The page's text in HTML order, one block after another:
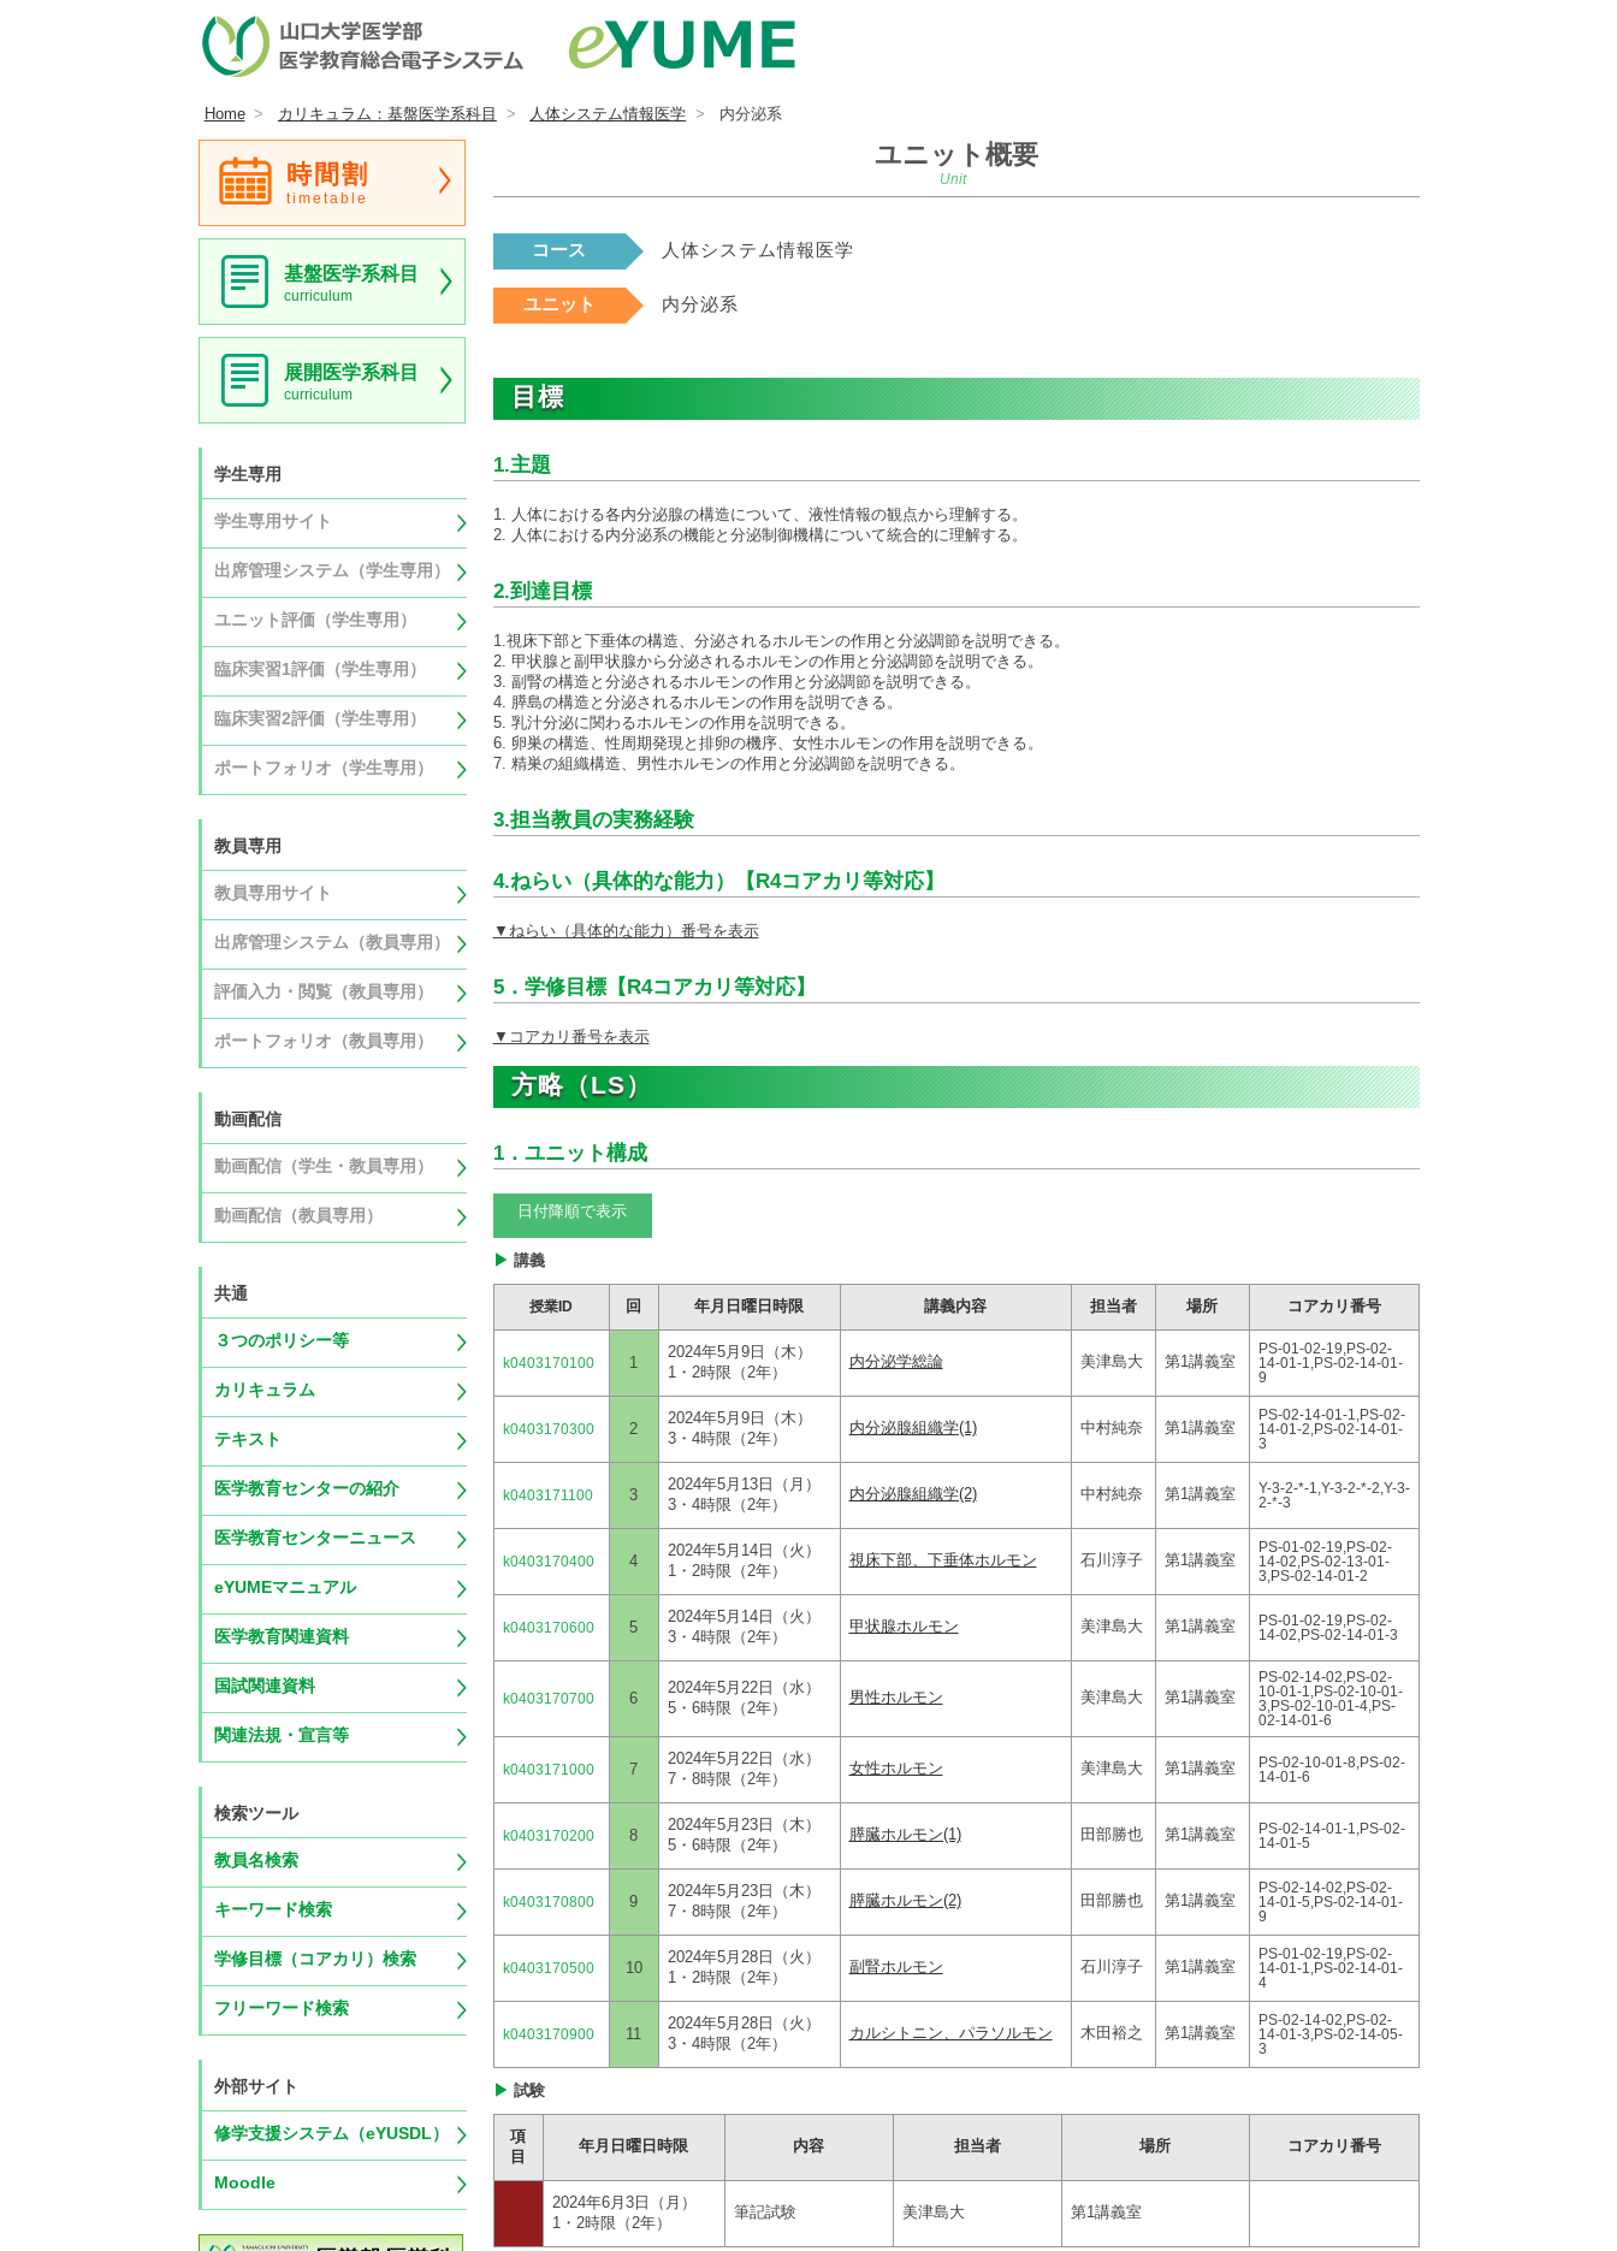
Home カリキュラム：基盤医学系科目 人体システム情報医学 内分泌系
時間割
timetable
基盤医学系科目
curriculum
展開医学系科目
curriculum
学生専用
学生専用サイト
出席管理システム（学生専用）
ユニット評価（学生専用）
臨床実習1評価（学生専用）
臨床実習2評価（学生専用）
ポートフォリオ（学生専用）
教員専用
教員専用サイト
出席管理システム（教員専用）
評価入力・閲覧（教員専用）
ポートフォリオ（教員専用）
動画配信
動画配信（学生・教員専用）
動画配信（教員専用）
共通
３つのポリシー等
カリキュラム
テキスト
医学教育センターの紹介
医学教育センターニュース
eYUMEマニュアル
医学教育関連資料
国試関連資料
関連法規・宣言等
検索ツール
教員名検索
キーワード検索
学修目標（コアカリ）検索
フリーワード検索
外部サイト
修学支援システム（eYUSDL）
Moodle
ユニット概要
Unit
コース 人体システム情報医学
ユニット 内分泌系
目標
1.主題
1. 人体における各内分泌腺の構造について、液性情報の観点から理解する。
2. 人体における内分泌系の機能と分泌制御機構について統合的に理解する。
2.到達目標
1.視床下部と下垂体の構造、分泌されるホルモンの作用と分泌調節を説明できる。
2. 甲状腺と副甲状腺から分泌されるホルモンの作用と分泌調節を説明できる。
3. 副腎の構造と分泌されるホルモンの作用と分泌調節を説明できる。
4. 膵島の構造と分泌されるホルモンの作用を説明できる。
5. 乳汁分泌に関わるホルモンの作用を説明できる。
6. 卵巣の構造、性周期発現と排卵の機序、女性ホルモンの作用を説明できる。
7. 精巣の組織構造、男性ホルモンの作用と分泌調節を説明できる。
3.担当教員の実務経験
4.ねらい（具体的な能力）【R4コアカリ等対応】
▼ねらい（具体的な能力）番号を表示
5．学修目標【R4コアカリ等対応】
▼コアカリ番号を表示
方略（LS）
1．ユニット構成
日付降順で表示
講義
授業ID 回 年月日曜日時限 講義内容 担当者 場所 コアカリ番号
k0403170100 1
2024年5月9日（木）
1・2時限（2年）
内分泌学総論 美津島大 第1講義室
PS-01-02-19,PS-02-
14-01-1,PS-02-14-01-
9
k0403170300 2
2024年5月9日（木）
3・4時限（2年）
内分泌腺組織学(1) 中村純奈 第1講義室
PS-02-14-01-1,PS-02-
14-01-2,PS-02-14-01-
3
k0403171100 3
2024年5月13日（月）
3・4時限（2年）
内分泌腺組織学(2) 中村純奈 第1講義室
Y-3-2-*-1,Y-3-2-*-2,Y-3-
2-*-3
k0403170400 4
2024年5月14日（火）
1・2時限（2年）
視床下部、下垂体ホルモン 石川淳子 第1講義室
PS-01-02-19,PS-02-
14-02,PS-02-13-01-
3,PS-02-14-01-2
k0403170600 5
2024年5月14日（火）
3・4時限（2年）
甲状腺ホルモン 美津島大 第1講義室
PS-01-02-19,PS-02-
14-02,PS-02-14-01-3
k0403170700 6
2024年5月22日（水）
5・6時限（2年）
男性ホルモン 美津島大 第1講義室
PS-02-14-02,PS-02-
10-01-1,PS-02-10-01-
3,PS-02-10-01-4,PS-
02-14-01-6
k0403171000 7
2024年5月22日（水）
7・8時限（2年）
女性ホルモン 美津島大 第1講義室
PS-02-10-01-8,PS-02-
14-01-6
k0403170200 8
2024年5月23日（木）
5・6時限（2年）
膵臓ホルモン(1) 田部勝也 第1講義室
PS-02-14-01-1,PS-02-
14-01-5
k0403170800 9
2024年5月23日（木）
7・8時限（2年）
膵臓ホルモン(2) 田部勝也 第1講義室
PS-02-14-02,PS-02-
14-01-5,PS-02-14-01-
9
k0403170500 10
2024年5月28日（火）
1・2時限（2年）
副腎ホルモン 石川淳子 第1講義室
PS-01-02-19,PS-02-
14-01-1,PS-02-14-01-
4
k0403170900 11
2024年5月28日（火）
3・4時限（2年）
カルシトニン、パラソルモン 木田裕之 第1講義室
PS-02-14-02,PS-02-
14-01-3,PS-02-14-05-
3
試験
項
目
年月日曜日時限 内容 担当者 場所 コアカリ番号
2024年6月3日（月）
1・2時限（2年）
筆記試験 美津島大 第1講義室